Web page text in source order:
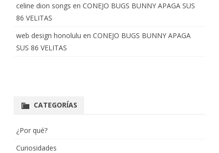
celine dion songs en CONEJO BUGS BUNNY APAGA SUS
86 VELITAS
web design honolulu en CONEJO BUGS BUNNY APAGA
SUS 86 VELITAS
CATEGORÍAS
¿Por qué?
Curiosidades